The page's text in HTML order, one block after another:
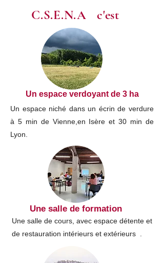
C.S.E.N.A c'est
Un espace verdoyant de 3 ha
Un espace niché dans un écrin de verdure
à 5 min de Vienne,en Isère et 30 min de
Lyon.
Une salle de formation
Une salle de cours, avec espace détente et
de restauration intérieurs et extérieurs .